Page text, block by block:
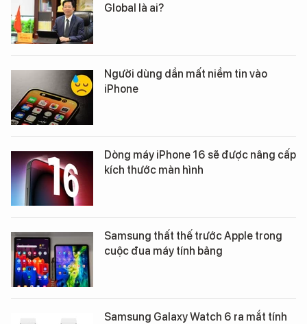
Global là ai?
Người dùng dần mất niềm tin vào
iPhone
Dòng máy iPhone 16 sẽ được nâng cấp
kích thước màn hình
Samsung thất thế trước Apple trong
cuộc đua máy tính bảng
Samsung Galaxy Watch 6 ra mắt tính